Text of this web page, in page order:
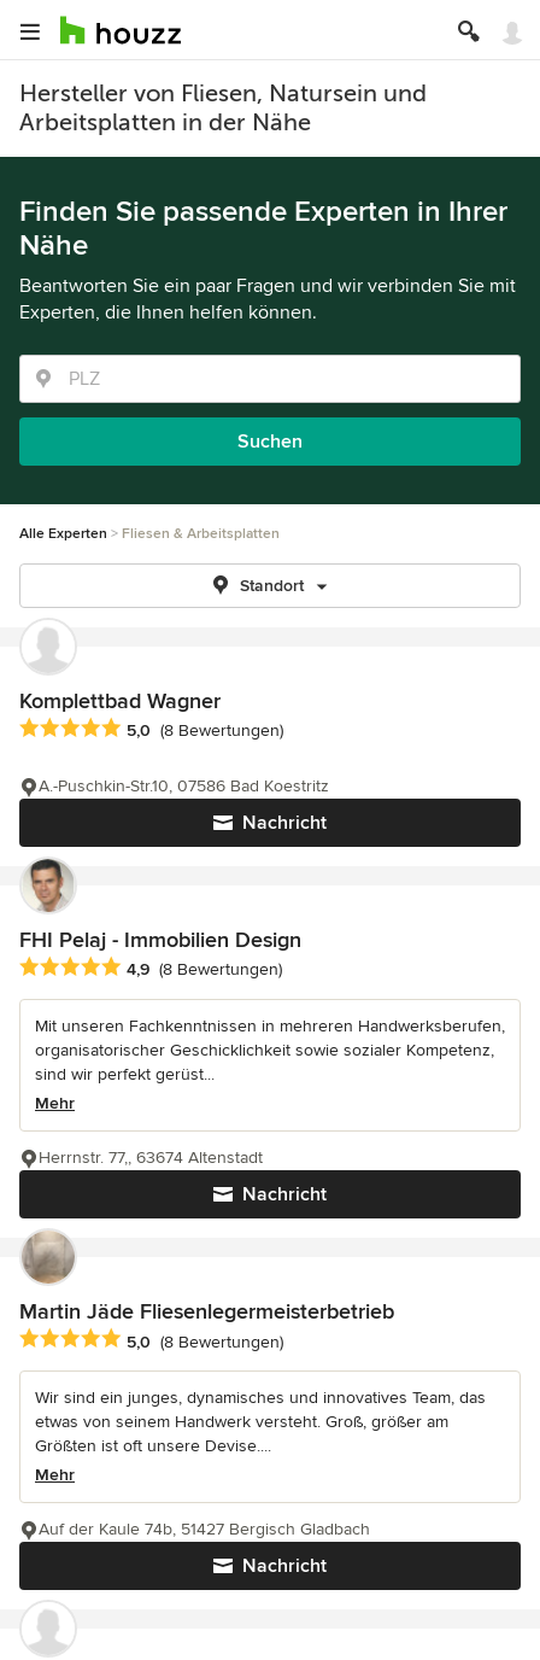
Hersteller von Fliesen, Natursein und
Arbeitsplatten in der Nähe
Finden Sie passende Experten in Ihrer
Nähe
Beantworten Sie ein paar Fragen und wir verbinden Sie mit
Experten, die Ihnen helfen können.
Suchen
Alle Experten Fliesen & Arbeitsplatten
Standort
Komplettbad Wagner
Durchschnittliche Bewertung: 5 von 5 Sternen
5,0 (8 Bewertungen)
Nachricht
A.-Puschkin-Str.10, 07586 Bad Koestritz
FHI Pelaj - Immobilien Design
Durchschnittliche Bewertung: 4.9 von 5 Sternen
4,9 (8 Bewertungen)
Mit unseren Fachkenntnissen in mehreren Handwerksberufen,
organisatorischer Geschicklichkeit sowie sozialer Kompetenz,
sind wir perfekt gerüst...
Mehr
Nachricht
Herrnstr. 77,, 63674 Altenstadt
Martin Jäde Fliesenlegermeisterbetrieb
Durchschnittliche Bewertung: 5 von 5 Sternen
5,0 (8 Bewertungen)
Wir sind ein junges, dynamisches und innovatives Team, das
etwas von seinem Handwerk versteht. Groß, größer am
Größten ist oft unsere Devise....
Mehr
Nachricht
Auf der Kaule 74b, 51427 Bergisch Gladbach